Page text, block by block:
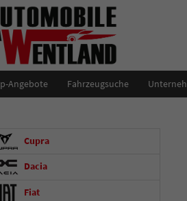
Angebote Fahrzeugsuche
Cupra
Dacia
Fiat